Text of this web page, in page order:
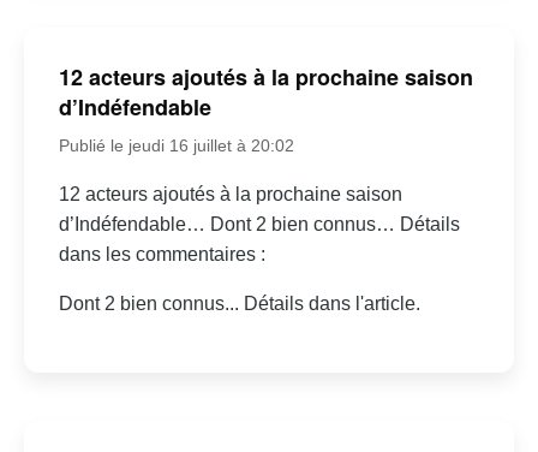
12 acteurs ajoutés à la prochaine saison
d’Indéfendable
Publié le jeudi 16 juillet à 20:02
12 acteurs ajoutés à la prochaine saison
d’Indéfendable… Dont 2 bien connus… Détails
dans les commentaires :
Dont 2 bien connus... Détails dans l'article.